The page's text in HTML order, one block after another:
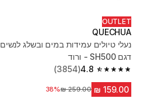
OUTLET
QUECHUA
נעלי טיולים עמידות במים ובשלג לנשים,
דגם SH500 - ורוד
4.8
4.8 out of 5 stars from 3854 reviews
(3854)
מחיר לפני הנחה
38%